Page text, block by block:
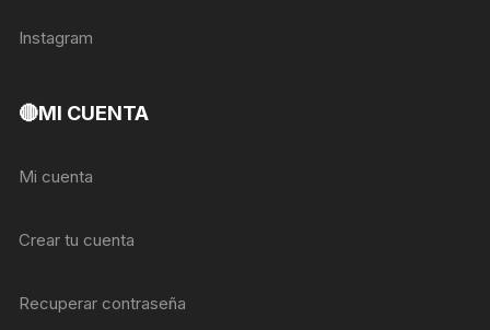
Instagram
🔴MI CUENTA
Mi cuenta
Crear tu cuenta
Recuperar contraseña